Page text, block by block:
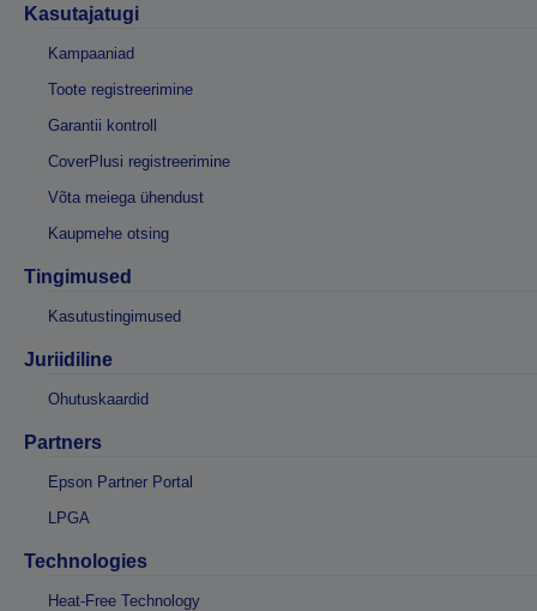
Kasutajatugi
Kampaaniad
Toote registreerimine
Garantii kontroll
CoverPlusi registreerimine
Võta meiega ühendust
Kaupmehe otsing
Tingimused
Kasutustingimused
Juriidiline
Ohutuskaardid
Partners
Epson Partner Portal
LPGA
Technologies
Heat-Free Technology